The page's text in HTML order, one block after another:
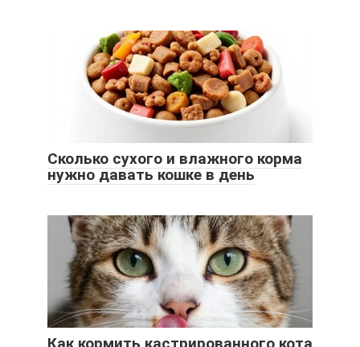
Сколько сухого и влажного корма
нужно давать кошке в день
Как кормить кастрированного кота